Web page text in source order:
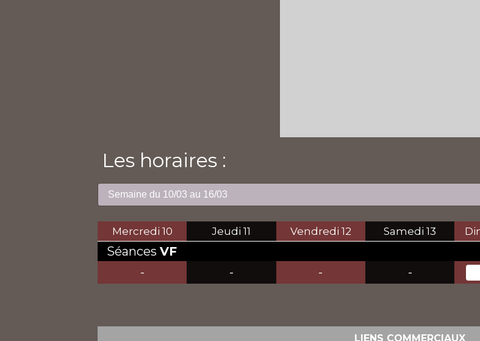
Les horaires :
Mercredi 10 Jeudi 11 Vendredi 12 Samedi 13
Séances VF
-
- - -
LIENS COMMERCIAUX